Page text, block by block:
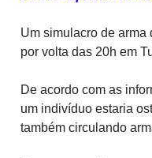
Um simulacro de
por volta das 20h em
De acordo com as
um indivíduo estaria
também circulando